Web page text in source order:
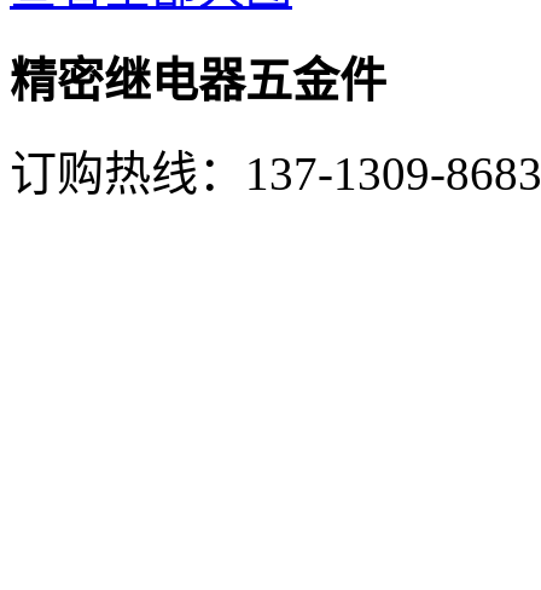
精密继电器五金件
订购热线： 137-1309-8683